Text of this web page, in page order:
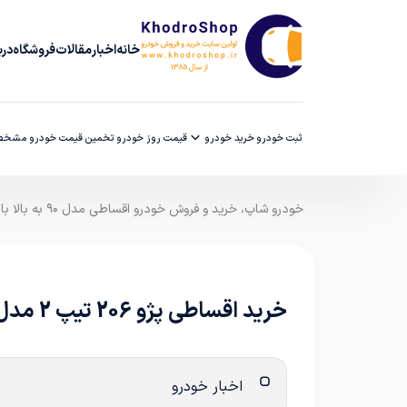
خانهاخبارمقالاتفروشگاه
ثبت خودروخرید خودرو قیمت روز خودرو تخمین قیمت خودرو
خودرو شاپ، خرید و فروش خودرو اقساطی مدل ۹۰ به بالا با ضمانت کارشناسی
خرید اقساطی پژو 206 تیپ 2 مدل 1390
اخبار خودرو